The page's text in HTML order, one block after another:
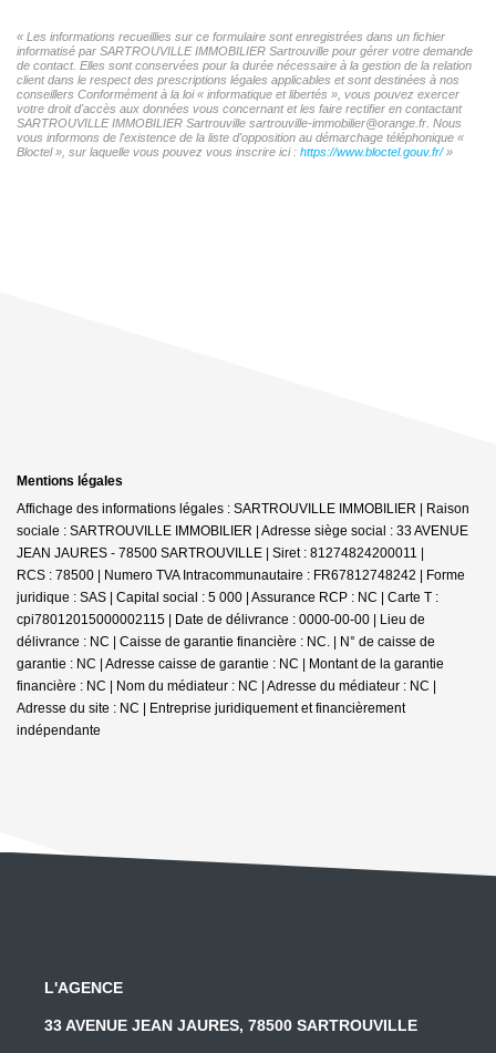
« Les informations recueillies sur ce formulaire sont enregistrées dans un fichier
informatisé par SARTROUVILLE IMMOBILIER Sartrouville pour gérer votre demande
de contact. Elles sont conservées pour la durée nécessaire à la gestion de la relation
client dans le respect des prescriptions légales applicables et sont destinées à nos
conseillers Conformément à la loi « informatique et libertés », vous pouvez exercer
votre droit d'accès aux données vous concernant et les faire rectifier en contactant
SARTROUVILLE IMMOBILIER Sartrouville sartrouville-immobilier@orange.fr. Nous
vous informons de l'existence de la liste d'opposition au démarchage téléphonique «
Bloctel », sur laquelle vous pouvez vous inscrire ici : https://www.bloctel.gouv.fr/»
Mentions légales
Affichage des informations légales : SARTROUVILLE IMMOBILIER | Raison
sociale : SARTROUVILLE IMMOBILIER | Adresse siège social : 33 AVENUE
JEAN JAURES - 78500 SARTROUVILLE | Siret : 81274824200011 |
RCS : 78500 | Numero TVA Intracommunautaire : FR67812748242 | Forme
juridique : SAS | Capital social : 5 000 | Assurance RCP : NC | Carte T :
cpi78012015000002115 | Date de délivrance : 0000-00-00 | Lieu de
délivrance : NC | Caisse de garantie financière : NC. | N° de caisse de
garantie : NC | Adresse caisse de garantie : NC | Montant de la garantie
financière : NC | Nom du médiateur : NC | Adresse du médiateur : NC |
Adresse du site : NC | Entreprise juridiquement et financièrement
indépendante
L'AGENCE
33 AVENUE JEAN JAURES, 78500 SARTROUVILLE